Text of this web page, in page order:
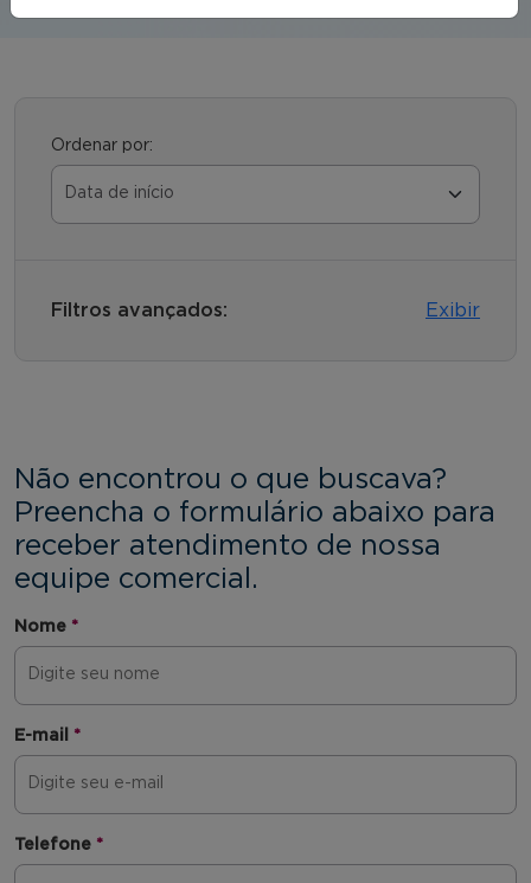
Ordenar por:
Filtros avançados: Exibir
Não encontrou o que buscava?
Preencha o formulário abaixo para
receber atendimento de nossa
equipe comercial.
Nome *
E-mail *
Telefone *